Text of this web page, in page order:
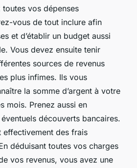
vos dépenses
vous de tout inclure afin
et d’établir un budget aussi
Vous devez ensuite tenir
sources de revenus
plus infimes. Ils vous
la somme d’argent à votre
mois. Prenez aussi en
découverts bancaires.
effectivement des frais
déduisant toutes vos charges
vos revenus, vous avez une